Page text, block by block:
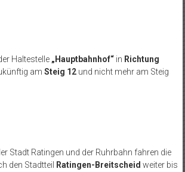
Haltestelle „Hauptbahnhof“in Richtung
ünftig am Steig 12und nicht mehr am Steig
Stadt Ratingen und der Ruhrbahn fahren die
den Stadtteil
Ratingen-Breitscheid weiter bis